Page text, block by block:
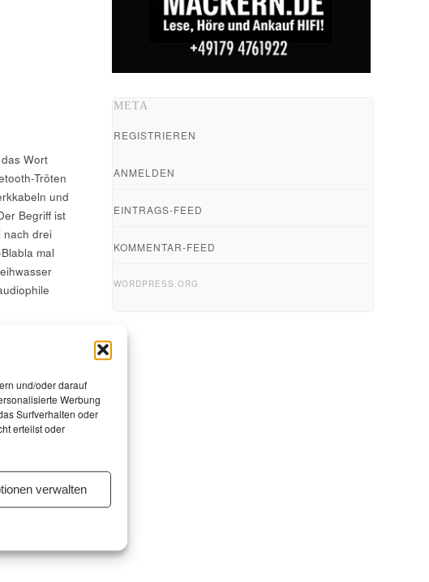
und/oder darauf
Werbung
Surfverhalten oder
erteilst oder
verwalten
Wort
Tröten
und
Begriff ist
nach drei
mal
META
REGISTRIEREN
ANMELDEN
EINTRAGS-FEED
KOMMENTAR-FEED
WORDPRESS.ORG